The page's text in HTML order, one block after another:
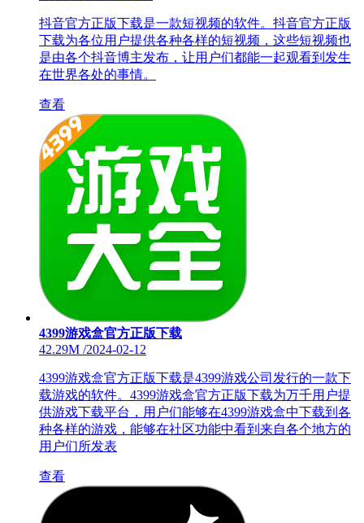
抖音官方正版下载是一款短视频的软件。抖音官方正版
下载为各位用户提供各种各样的短视频，这些短视频也
是由各个抖音博主发布，让用户们都能一起观看到发生
在世界各处的事情。
查看
4399游戏盒官方正版下载
42.29M /2024-02-12
4399游戏盒官方正版下载是4399游戏公司发行的一款下
载游戏的软件。4399游戏盒官方正版下载为万千用户提
供游戏下载平台，用户们能够在4399游戏盒中下载到各
种各样的游戏，能够在社区功能中看到来自各个地方的
用户们所发表
查看